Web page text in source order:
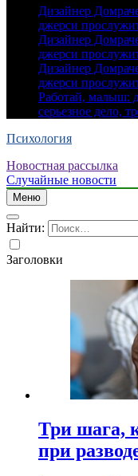
Дизайнер
джерси
Дизайнер
джерси
Дизайнер
джерси
Работай, малыш:
серьезное дело,
Психология
Новостная рассылка
Случайные новости
Меню
Найти:
Заголовки
Три шага,
при